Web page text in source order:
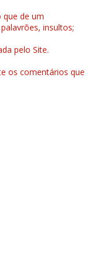
que de um
insultos;
pelo Site.
os comentários que